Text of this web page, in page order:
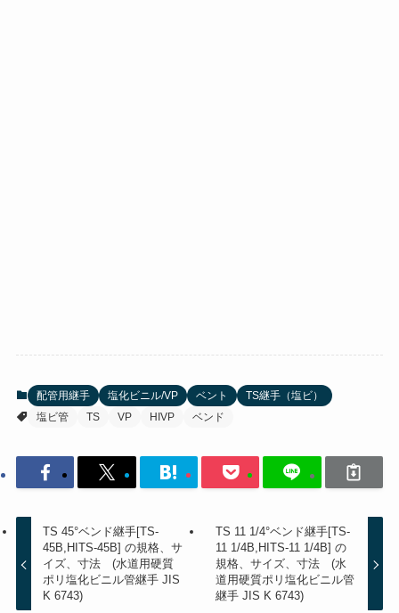
配管用継手 塩化ビニル/VP ベント
TS継手（塩ビ）
塩ビ管
TS VP HIVP ベンド
TS 45°ベンド継手[TS-
45B,HITS-45B] の規格、サ
イズ、寸法 (水道用硬質
ポリ塩化ビニル管継手 JIS
K 6743)
TS 11 1/4°ベンド継手[TS-
11 1/4B,HITS-11 1/4B] の
規格、サイズ、寸法 (水
道用硬質ポリ塩化ビニル管
継手 JIS K 6743)